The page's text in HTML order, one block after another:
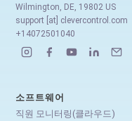
Wilmington, DE, 19802 US
support [at] clevercontrol.com
+14072501040
소프트웨어
직원 모니터링(클라우드)